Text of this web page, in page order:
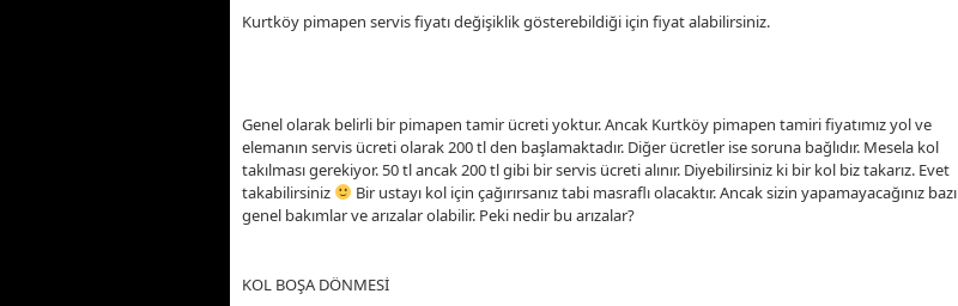
Kurtköy pimapen servis fiyatı değişiklik gösterebildiği için fiyat alabilirsiniz.
Genel olarak belirli bir pimapen tamir ücreti yoktur. Ancak Kurtköy pimapen tamiri fiyatımız yol ve
elemanın servis ücreti olarak 200 tl den başlamaktadır. Diğer ücretler ise soruna bağlıdır. Mesela kol
takılması gerekiyor. 50 tl ancak 200 tl gibi bir servis ücreti alınır. Diyebilirsiniz ki bir kol biz takarız. Evet
takabilirsiniz
Bir ustayı kol için çağırırsanız tabi masraflı olacaktır. Ancak sizin yapamayacağınız bazı
genel bakımlar ve arızalar olabilir. Peki nedir bu arızalar?
KOL BOŞA DÖNMESİ